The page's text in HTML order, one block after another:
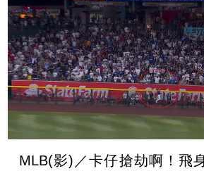
MLB(影)／卡仔搶劫啊！飛